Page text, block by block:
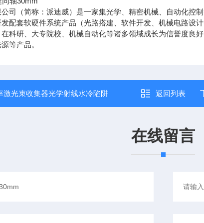
司（简称：派迪威）是一家集光学、精密机械、自动化控
配套软硬件系统产品（光路搭建、软件开发、机械电路设
科研、大专院校、机械自动化等诸多领域成长为信誉度良
等产品。
激光束收集器光学射线水冷陷阱 返回列表
在线留言